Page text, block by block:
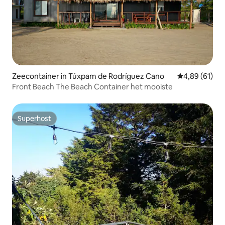
Zeecontainer in Túxpam de Rodríguez Cano Gemiddelde
4,89 (61)
Front Beach The Beach Container het mooiste
Superhost
Superhost